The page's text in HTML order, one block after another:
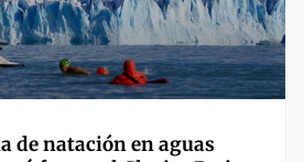
de natación en aguas